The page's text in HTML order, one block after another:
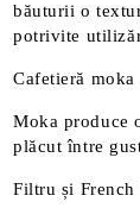
băuturii o
potrivite
Cafetieră moka
Moka produce
plăcut între
Filtru și French